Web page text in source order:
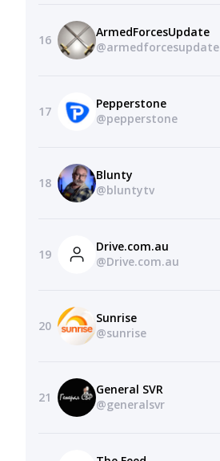
16
ArmedForcesUpdate
@armedforcesupdate
17
Pepperstone
@pepperstone
18
Blunty
@bluntytv
19
Drive.com.au
@Drive.com.au
20
Sunrise
@sunrise
21
General SVR
@generalsvr